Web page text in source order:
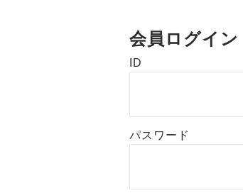
会員ログイン
ID
パスワード